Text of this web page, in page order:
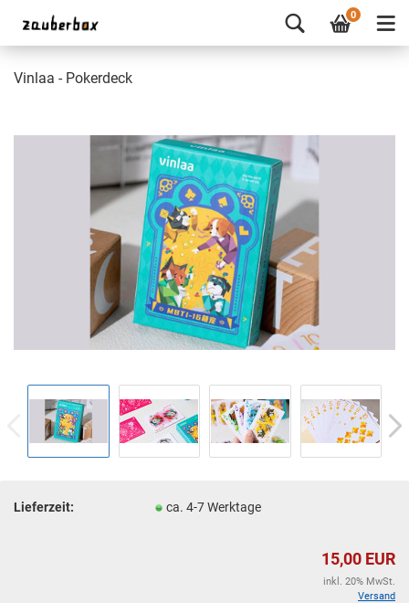
0
Vinlaa - Pokerdeck
Lieferzeit: ca. 4-7 Werktage
15,00 EUR
inkl. 20% MwSt.
Versand